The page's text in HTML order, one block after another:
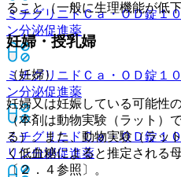
ミチグリニドＣａ・ＯＤ錠１
ン分泌促進薬
ミチグリニドＣａ・ＯＤ錠１
ン分泌促進薬
ミチグリニドＣａ・ＯＤ錠１
リン分泌促進薬
ること（一般に生理機能が低
妊婦・授乳婦
（妊婦）
妊婦又は妊娠している可能性
（本剤は動物実験（ラット）
る）。また、動物実験（ラッ
く低血糖によると推定される
〔２．４参照〕。